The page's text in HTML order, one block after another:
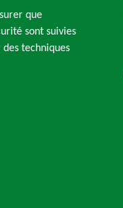
que
sont suivies
techniques